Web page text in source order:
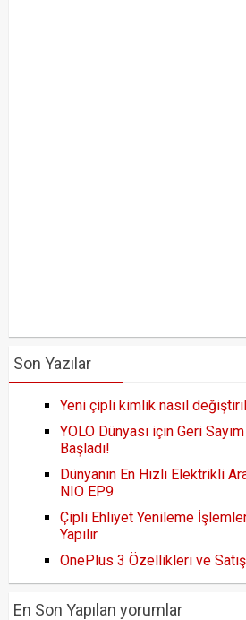
Son Yazılar
Yeni çipli kimlik nasıl
YOLO Dünyası için Geri Sayım
Başladı!
Dünyanın En Hızlı Elektrikli
NIO EP9
Çipli Ehliyet Yenileme
Yapılır
OnePlus 3 Özellikleri ve
En Son Yapılan yorumlar